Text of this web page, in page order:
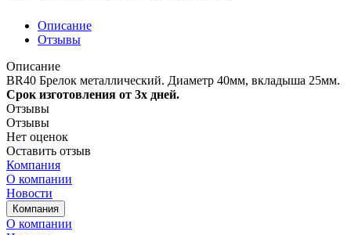
Описание
Отзывы
Описание
BR40 Брелок металлический. Диаметр 40мм, вкладыша 25мм.
Срок изготовления от 3х дней.
Отзывы
Отзывы
Нет оценок
Оставить отзыв
Компания
О компании
Новости
Компания
О компании